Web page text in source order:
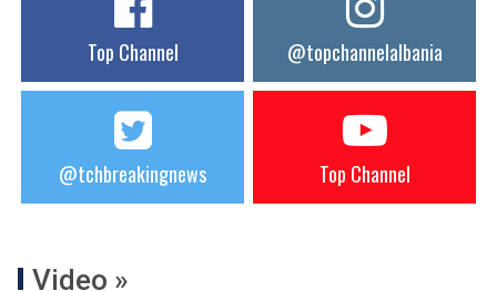
Top Channel @topchannelalbania
@tchbreakingnews Top Channel
Video »